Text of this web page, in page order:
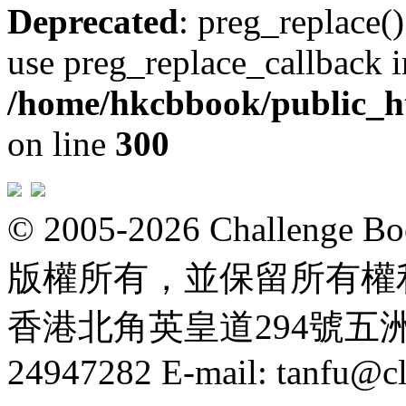
Deprecated:
use preg_replace_callback
/home/hkcbbook/
on line 300
© 2005-2026 Challenge
版權所有，並保留所有權
香港北角英皇道294號五
24947282 E-mail: